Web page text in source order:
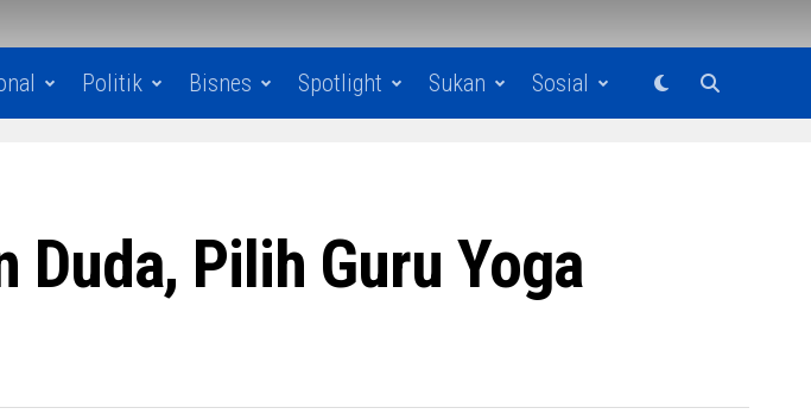
Politik Bisnes Spotlight Sukan Sosial
Duda, Pilih Guru Yoga